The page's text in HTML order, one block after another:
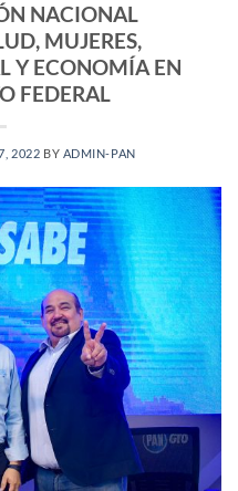
NACIONAL
MUJERES,
Y ECONOMÍA EN
FEDERAL
2022 BY ADMIN-PAN